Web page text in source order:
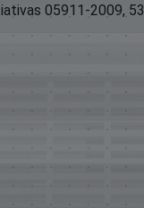
05911-2009,